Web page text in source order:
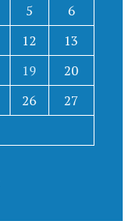
5
6
12
13
19
20
26
27